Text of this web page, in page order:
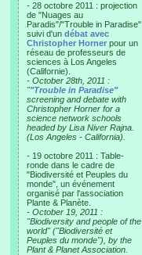
- 28 octobre 2011 : projection
de "Nuages au
Paradis"/"Trouble in Paradise"
suivi d'un débat avec
Christopher Horner pour un
réseau de professeurs de
sciences à Los Angeles
(Californie).
- October 28th, 2011 :
""Trouble in Paradise"
screening and debate with
Christopher Horner for a
science network schools
headed by Lisa Niver Rajna.
(Los Angeles - California).
- 19 octobre 2011 : Table-
ronde dans le cadre de
"Biodiversité et Peuples du
monde", un événement
organisé par l'association
Plante & Planète.
- October 19, 2011 :
"Biodiversity and people of the
world" ("Biodiversité et
Peuples du monde"), by the
Plant & Planet Association.